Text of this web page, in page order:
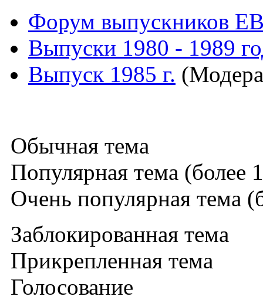
Форум выпускников
Выпуски 1980 - 1989
Выпуск 1985 г.
Обычная тема
Популярная тема (более
Очень популярная тема
Заблокированная тема
Прикрепленная тема
Голосование